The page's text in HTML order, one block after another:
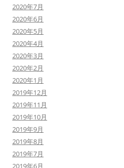
2020年7月
2020年6月
2020年5月
2020年4月
2020年3月
2020年2月
2020年1月
2019年12月
2019年11月
2019年10月
2019年9月
2019年8月
2019年7月